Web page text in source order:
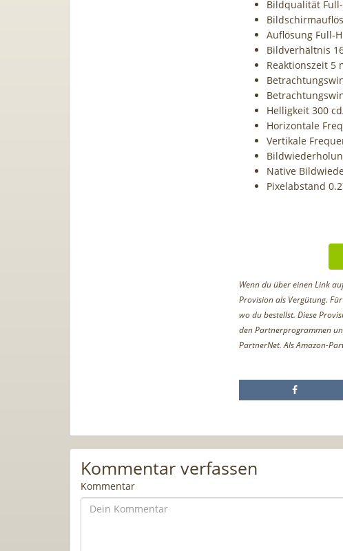
Bildqualität
Auflösung Full-
Bildverhältnis
Reaktionszeit 5
Helligkeit 300
Horizontale
Vertikale
Native
Pixelabstand
Wenn du über einen Link
Provision als Vergütung.
wo du bestellst. Diese
den Partnerprogrammen
PartnerNet. Als Amazon-
Kommentar verfassen
Kommentar